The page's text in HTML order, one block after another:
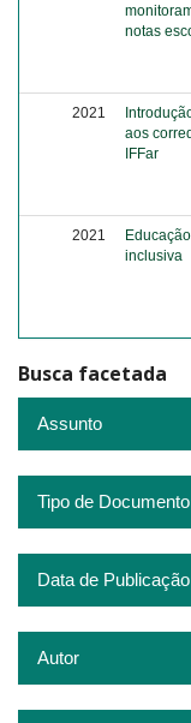
notas
2021
aos
IFFar
2021
inclusiva
Busca facetada
Assunto
Tipo de Documento
Data de Publicação
Autor